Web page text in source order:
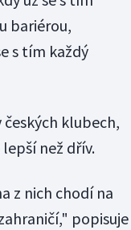
bariérou,
s tím každý
klubech,
než dřív.
z nich chodí na
popisuje